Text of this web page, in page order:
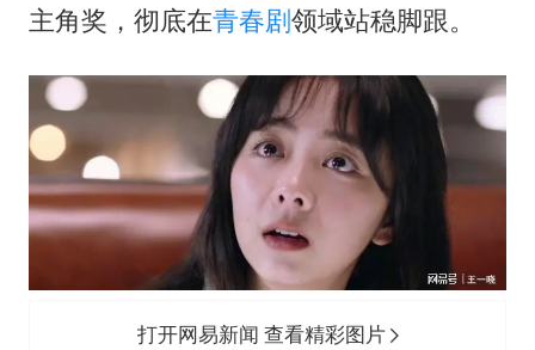
主角奖，彻底在青春剧领域站稳脚跟。
打开网易新闻 查看精彩图片